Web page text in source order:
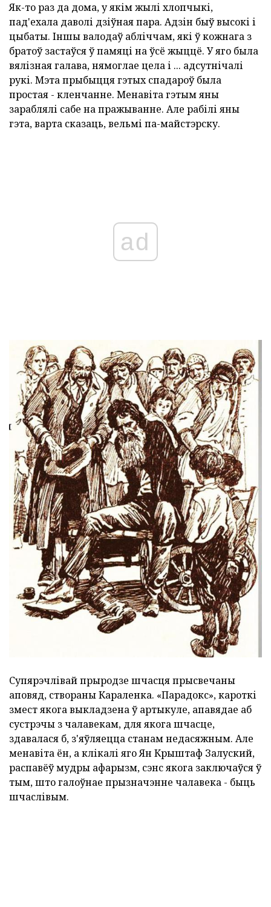
Як-то раз да дома, у якім жылі хлопчыкі,
пад'ехала даволі дзіўная пара. Адзін быў высокі і
цыбаты. Іншы валодаў абліччам, які ў кожнага з
братоў застаўся ў памяці на ўсё жыццё. У яго была
вялізная галава, нямоглае цела і ... адсутнічалі
рукі. Мэта прыбыцця гэтых спадароў была
простая - кленчанне. Менавіта гэтым яны
зараблялі сабе на пражыванне. Але рабілі яны
гэта, варта сказаць, вельмі па-майстэрску.
ad
Супярэчлівай прыродзе шчасця прысвечаны
аповяд, створаны Караленка. «Парадокс», кароткі
змест якога выкладзена ў артыкуле, апавядае аб
сустрэчы з чалавекам, для якога шчасце,
здавалася б, з'яўляецца станам недасяжным. Але
менавіта ён, а клікалі яго Ян Крыштаф Залуский,
распавёў мудры афарызм, сэнс якога заключаўся ў
тым, што галоўнае прызначэнне чалавека - быць
шчаслівым.